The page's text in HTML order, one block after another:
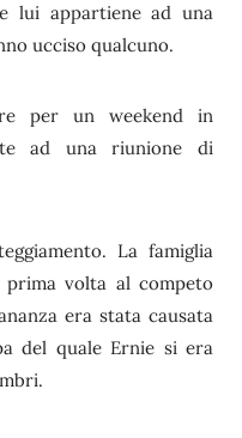
lui appartiene ad una
ucciso qualcuno.
per un weekend in
ad una riunione di
La famiglia
volta al competo
era stata causata
del quale Ernie si era